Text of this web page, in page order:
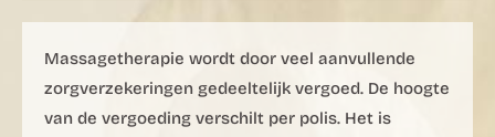
Massagetherapie wordt door veel aanvullende
zorgverzekeringen gedeeltelijk vergoed. De hoogte
van de vergoeding verschilt per polis. Het is